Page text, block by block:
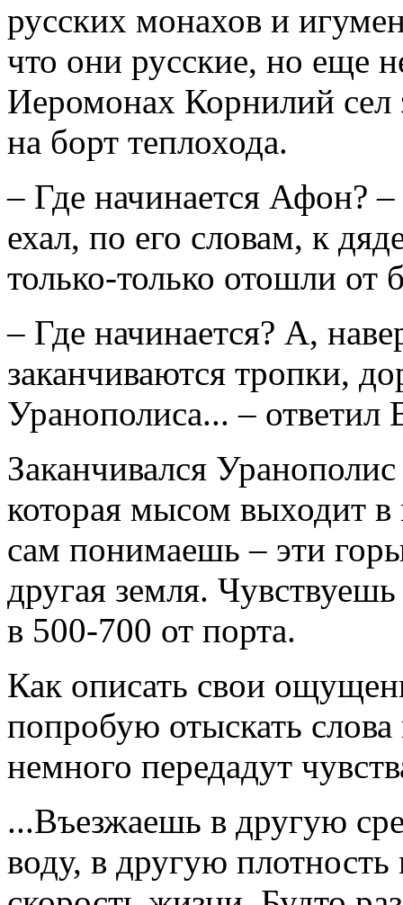
русских монахов и
что они русские, но еще
Иеромонах Корнилий
на борт теплохода.
– Где начинается Афон?
ехал, по его словам, к
только-только отошли от
– Где начинается? А,
заканчиваются тропки,
Уранополиса... – ответил
Заканчивался
которая мысом выходит
сам понимаешь – эти
другая земля.
в 500-700 от порта.
Как описать свои
попробую отыскать
немного передадут
...Въезжаешь в другую
воду, в другую